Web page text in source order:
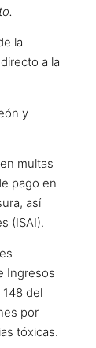
la
a la
y
multas
pago en
así
(ISAI).
Ingresos
del
por
tóxicas.